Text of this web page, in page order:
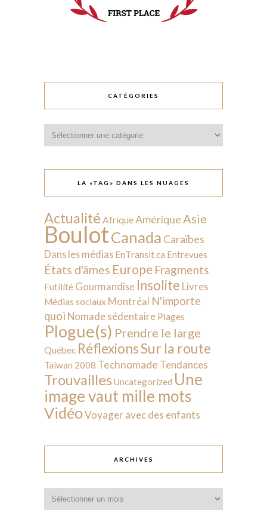
CATÉGORIES
LA «TAG» DANS LES NUAGES
Actualité AfriqueAmérique Asie
BoulotCanada Caraïbes
Dans les médias EnTransit.ca Entrevues
États d'âmes Europe Fragments
Futilité Gourmandise Insolite Livres
Médias sociaux Montréal N'importe
quoi Nomade sédentaire Plages
Plogue(s) Prendre le large
Québec RéflexionsSur la route
Taïwan 2008 Technomade Tendances
Trouvailles Uncategorized Une
image vaut mille mots
VidéoVoyager avec des enfants
ARCHIVES